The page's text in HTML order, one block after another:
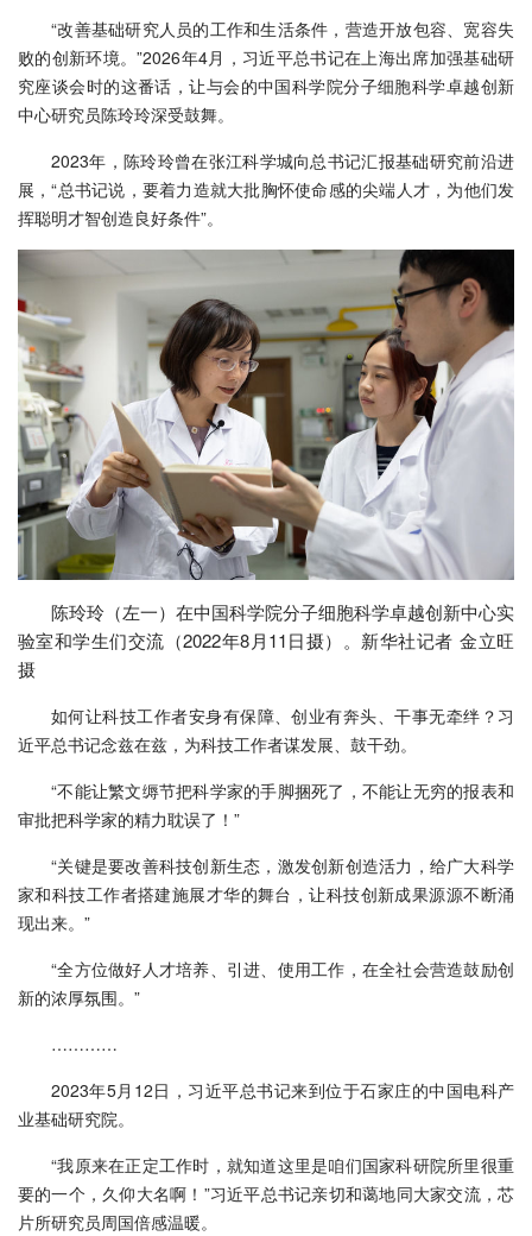
“改善基础研究人员的工作和生活条件，营造开放包容、宽容失
败的创新环境。”2026年4月，习近平总书记在上海出席加强基础研
究座谈会时的这番话，让与会的中国科学院分子细胞科学卓越创新
中心研究员陈玲玲深受鼓舞。
2023年，陈玲玲曾在张江科学城向总书记汇报基础研究前沿进
展，“总书记说，要着力造就大批胸怀使命感的尖端人才，为他们发
挥聪明才智创造良好条件”。
陈玲玲（左一）在中国科学院分子细胞科学卓越创新中心实
验室和学生们交流（2022年8月11日摄）。新华社记者 金立旺
摄
如何让科技工作者安身有保障、创业有奔头、干事无牵绊？习
近平总书记念兹在兹，为科技工作者谋发展、鼓干劲。
“不能让繁文缛节把科学家的手脚捆死了，不能让无穷的报表和
审批把科学家的精力耽误了！”
“关键是要改善科技创新生态，激发创新创造活力，给广大科学
家和科技工作者搭建施展才华的舞台，让科技创新成果源源不断涌
现出来。”
“全方位做好人才培养、引进、使用工作，在全社会营造鼓励创
新的浓厚氛围。”
…………
2023年5月12日，习近平总书记来到位于石家庄的中国电科产
业基础研究院。
“我原来在正定工作时，就知道这里是咱们国家科研院所里很重
要的一个，久仰大名啊！”习近平总书记亲切和蔼地同大家交流，芯
片所研究员周国倍感温暖。